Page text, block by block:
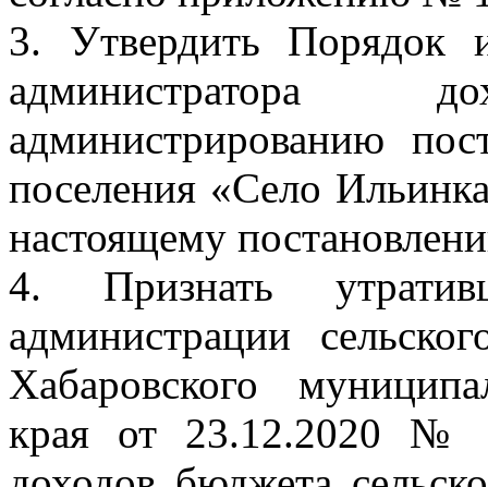
3. Утвердить Порядок
администрированию
поселения «Село
настоящему
4. Признать
администрации
Хабаровского
края от 23.12.2020 №